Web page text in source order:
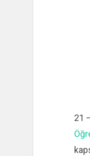
21